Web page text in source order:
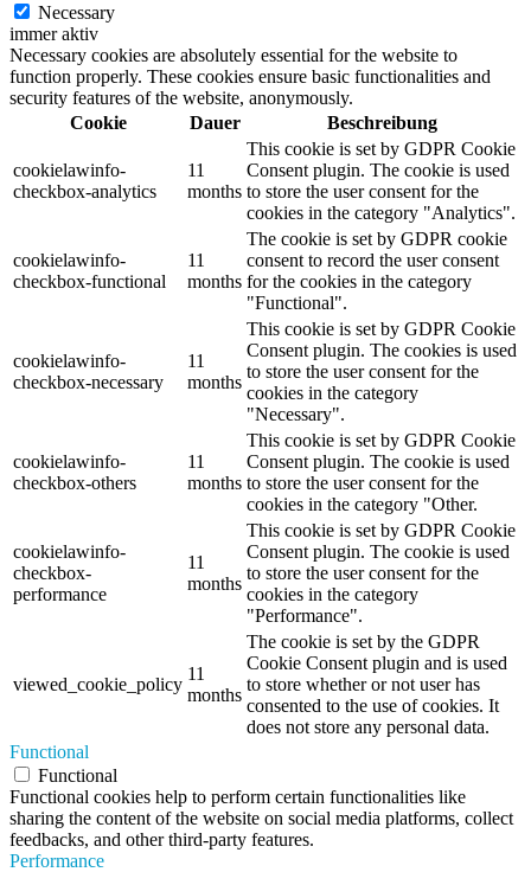
Necessary
immer aktiv
Necessary cookies are absolutely essential for the website to
function properly. These cookies ensure basic functionalities and
security features of the website, anonymously.
Cookie
Dauer Beschreibung
cookielawinfo-
checkbox-analytics
11
months
This cookie is set by GDPR Cookie
Consent plugin. The cookie is used
to store the user consent for the
cookies in the category "Analytics".
cookielawinfo-
checkbox-functional
11
months
The cookie is set by GDPR cookie
consent to record the user consent
for the cookies in the category
"Functional".
cookielawinfo-
checkbox-necessary
11
months
This cookie is set by GDPR Cookie
Consent plugin. The cookies is used
to store the user consent for the
cookies in the category
"Necessary".
cookielawinfo-
checkbox-others
11
months
This cookie is set by GDPR Cookie
Consent plugin. The cookie is used
to store the user consent for the
cookies in the category "Other.
cookielawinfo-
checkbox-
performance
11
months
This cookie is set by GDPR Cookie
Consent plugin. The cookie is used
to store the user consent for the
cookies in the category
"Performance".
viewed_cookie_policy
11
months
The cookie is set by the GDPR
Cookie Consent plugin and is used
to store whether or not user has
consented to the use of cookies. It
does not store any personal data.
Functional
Functional
Functional cookies help to perform certain functionalities like
sharing the content of the website on social media platforms, collect
feedbacks, and other third-party features.
Performance